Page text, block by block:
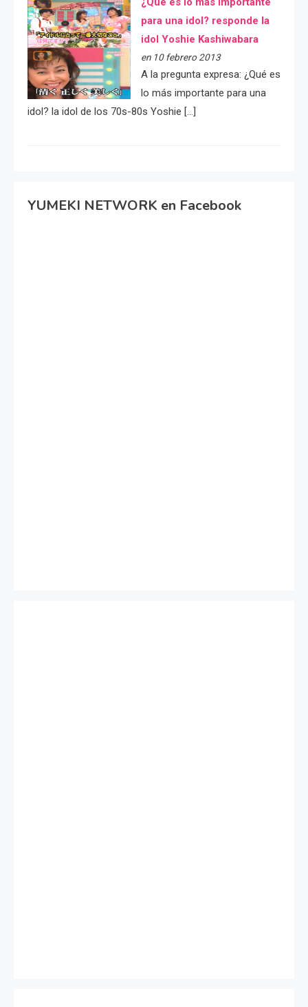
para una idol? responde la
idol Yoshie Kashiwabara
en 10 febrero 2013
A la pregunta expresa: ¿Qué es
lo más importante para una
idol? la idol de los 70s-80s Yoshie […]
YUMEKI NETWORK en Facebook